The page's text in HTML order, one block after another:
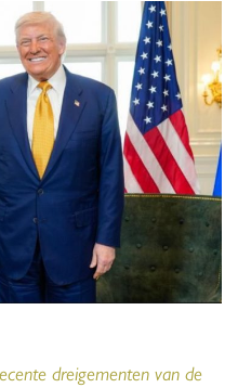
dreigementen van de